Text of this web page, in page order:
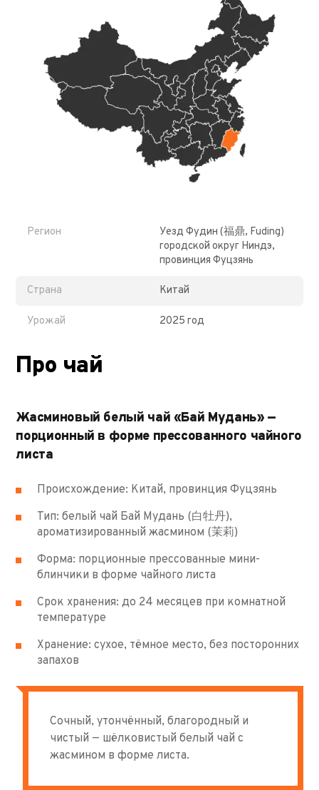
Регион
Уезд Фудин (福鼎, Fuding)
городской округ Ниндэ,
провинция Фуцзянь
Страна Китай
Урожай 2025 год
Про чай
Жасминовый белый чай «Бай Мудань» —
порционный в форме прессованного чайного
листа
Происхождение: Китай, провинция Фуцзянь
Тип: белый чай Бай Мудань (白牡丹),
ароматизированный жасмином (茉莉)
Форма: порционные прессованные мини-
блинчики в форме чайного листа
Срок хранения: до 24 месяцев при комнатной
температуре
Хранение: сухое, тёмное место, без посторонних
запахов
Сочный, утончённый, благородный и
чистый — шёлковистый белый чай с
жасмином в форме листа.